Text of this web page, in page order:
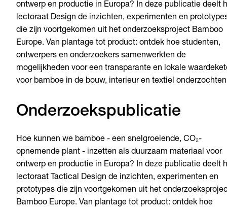
ontwerp en productie in Europa? In deze publicatie deelt
lectoraat Design de inzichten, experimenten en
die zijn voortgekomen uit het onderzoeksproject Bamboo
Europe. Van plantage tot product: ontdek hoe studenten,
ontwerpers en onderzoekers samenwerkten de
mogelijkheden voor een transparante en lokale
voor bamboe in de bouw, interieur en textiel
Onderzoekspublicatie
Hoe kunnen we bamboe - een snelgroeiende, CO₂-
opnemende plant - inzetten als duurzaam materiaal voor
ontwerp en productie in Europa? In deze publicatie deelt
lectoraat Tactical Design de inzichten, experimenten en
prototypes die zijn voortgekomen uit het
Bamboo Europe. Van plantage tot product: ontdek hoe